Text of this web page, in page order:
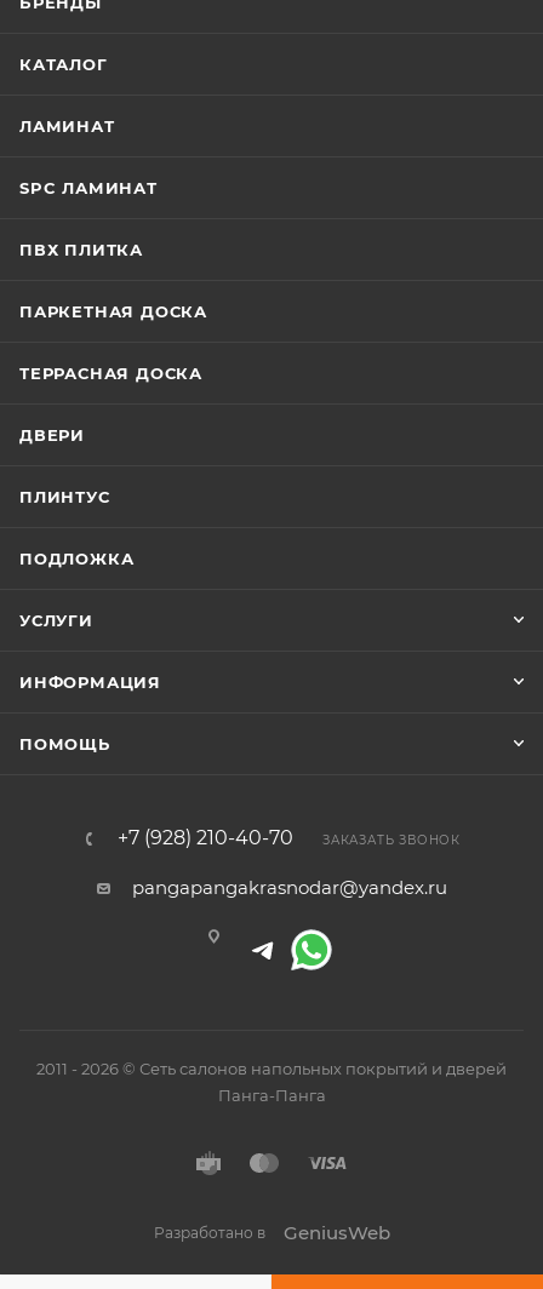
КАТАЛОГ
ЛАМИНАТ
SPC ЛАМИНАТ
ПВХ ПЛИТКА
ПАРКЕТНАЯ ДОСКА
ТЕРРАСНАЯ ДОСКА
ДВЕРИ
ПЛИНТУС
ПОДЛОЖКА
УСЛУГИ
ИНФОРМАЦИЯ
ПОМОЩЬ
+7 (928) 210-40-70 ЗАКАЗАТЬ ЗВОНОК
pangapangakrasnodar@yandex.ru
2011 - 2026 © Сеть салонов напольных покрытий и дверей
Панга-Панга
Разработано в GeniusWeb